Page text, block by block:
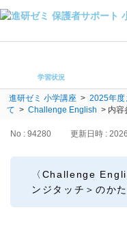
よくある質問・手
保護者サポート小
登録情報の変更・各種
お客様サポート(手続
学習状況
進研ゼミ 小学講座 > 2025年度
て > Challenge English > 内容
No : 94280 更新日時 :
〈Challenge
ンジタッチ＞のかた